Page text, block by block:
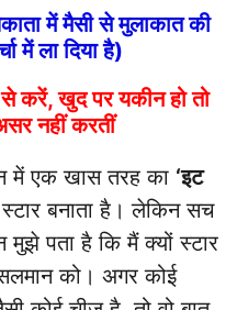
में मैसी से मुलाकात की
में ला दिया है)
करें, खुद पर यकीन हो तो
नहीं करतीं
में एक खास तरह का ‘इट
बनाता है। लेकिन सच
पता है कि मैं क्यों स्टार
को। अगर कोई